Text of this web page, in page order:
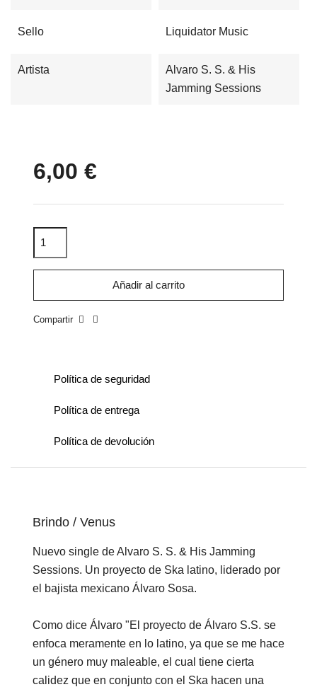
Sello Liquidator Music
Artista
Alvaro S. S. & His
Jamming Sessions
6,00 €
Añadir al carrito
Compartir
Política de seguridad
Política de entrega
Política de devolución
Brindo / Venus
Nuevo single de Alvaro S. S. & His Jamming
Sessions. Un proyecto de Ska latino, liderado por
el bajista mexicano Álvaro Sosa.
Como dice Álvaro "El proyecto de Álvaro S.S. se
enfoca meramente en lo latino, ya que se me hace
un género muy maleable, el cual tiene cierta
calidez que en conjunto con el Ska hacen una